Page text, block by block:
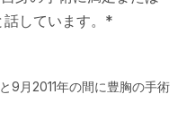
話しています。*
9月2011年の間に豊胸の手術